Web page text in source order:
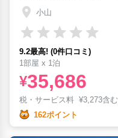
小山
9.2最高! (0件口コミ)
1部屋 x 1泊
¥35,686
税・サービス料 ¥3,273含む
162ポイント